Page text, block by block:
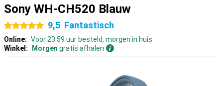
Sony WH-CH520 Blauw
5 sterren9,5 Fantastisch
Online: Voor 23:59 uur besteld, morgen in huis
Winkel:
Morgen gratis afhalen